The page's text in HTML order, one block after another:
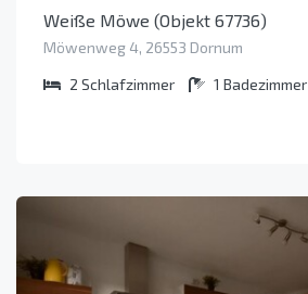
Weiße Möwe (Objekt 67736)
Möwenweg 4, 26553 Dornum
2 Schlafzimmer 1 Badezimmer